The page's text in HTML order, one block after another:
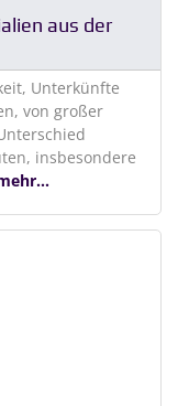
aus der
Unterkünfte
von großer
insbesondere